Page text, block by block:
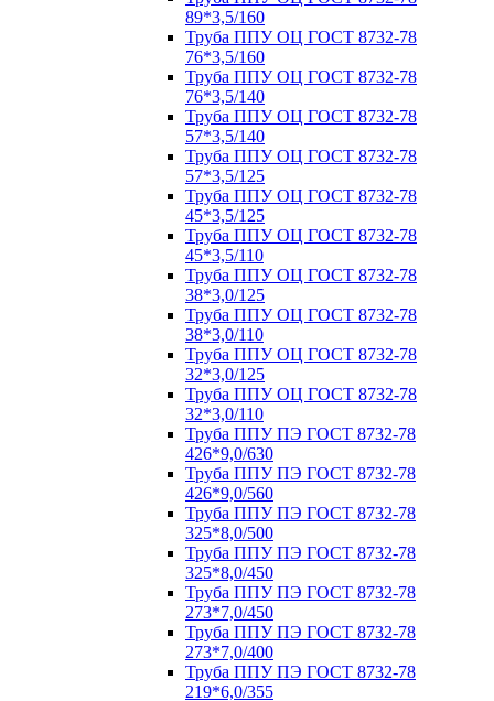
89*3,5/160
Труба ППУ ОЦ ГОСТ 8732-78
76*3,5/160
Труба ППУ ОЦ ГОСТ 8732-78
76*3,5/140
Труба ППУ ОЦ ГОСТ 8732-78
57*3,5/140
Труба ППУ ОЦ ГОСТ 8732-78
57*3,5/125
Труба ППУ ОЦ ГОСТ 8732-78
45*3,5/125
Труба ППУ ОЦ ГОСТ 8732-78
45*3,5/110
Труба ППУ ОЦ ГОСТ 8732-78
38*3,0/125
Труба ППУ ОЦ ГОСТ 8732-78
38*3,0/110
Труба ППУ ОЦ ГОСТ 8732-78
32*3,0/125
Труба ППУ ОЦ ГОСТ 8732-78
32*3,0/110
Труба ППУ ПЭ ГОСТ 8732-78
426*9,0/630
Труба ППУ ПЭ ГОСТ 8732-78
426*9,0/560
Труба ППУ ПЭ ГОСТ 8732-78
325*8,0/500
Труба ППУ ПЭ ГОСТ 8732-78
325*8,0/450
Труба ППУ ПЭ ГОСТ 8732-78
273*7,0/450
Труба ППУ ПЭ ГОСТ 8732-78
273*7,0/400
Труба ППУ ПЭ ГОСТ 8732-78
219*6,0/355